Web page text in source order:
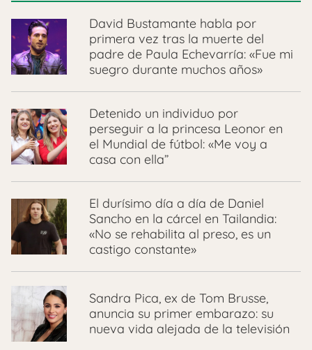
David Bustamante habla por
primera vez tras la muerte del
padre de Paula Echevarría: «Fue mi
suegro durante muchos años»
Detenido un individuo por
perseguir a la princesa Leonor en
el Mundial de fútbol: «Me voy a
casa con ella”
El durísimo día a día de Daniel
Sancho en la cárcel en Tailandia:
«No se rehabilita al preso, es un
castigo constante»
Sandra Pica, ex de Tom Brusse,
anuncia su primer embarazo: su
nueva vida alejada de la televisión